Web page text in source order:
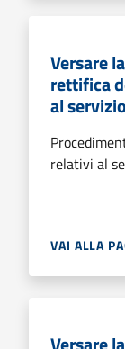
Versare
rettifica
al
relativi al
VAI ALLA